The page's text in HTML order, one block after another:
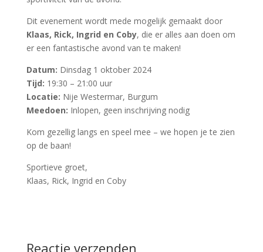
Dit evenement wordt mede mogelijk gemaakt door
Klaas, Rick, Ingrid en Coby, die er alles aan doen om
er een fantastische avond van te maken!
Datum: Dinsdag 1 oktober 2024
Tijd: 19:30 – 21:00 uur
Locatie: Nije Westermar, Burgum
Meedoen: Inlopen, geen inschrijving nodig
Kom gezellig langs en speel mee – we hopen je te zien
op de baan!
Sportieve groet,
Klaas, Rick, Ingrid en Coby
Reactie verzenden